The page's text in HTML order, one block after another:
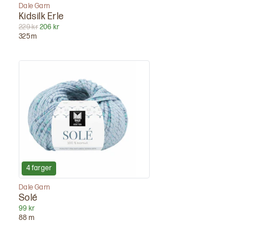
Dale Garn
Kidsilk Erle
229 kr 206 kr
325m
4farger
Dale Garn
Solé
99 kr
88 m